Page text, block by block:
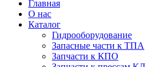
Главная
О нас
Каталог
Гидрооборудование
Запасные части к ТПА
Запчасти к КПО